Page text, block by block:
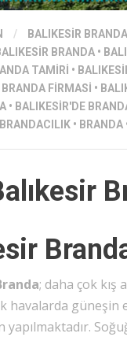
/ BALIKESIR BRANDA
BRANDA •
TAMIRI •
BRANDA FIRMASI •
• BALIKESIR'DE
• BRANDA
; daha çok
havalarda
yapılmaktadır.